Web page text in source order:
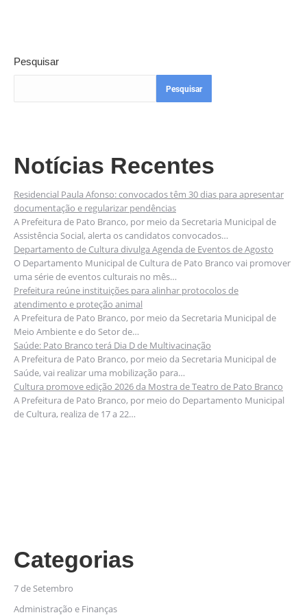
Pesquisar
Pesquisar
Notícias Recentes
Residencial Paula Afonso: convocados têm 30 dias para apresentar
documentação e regularizar pendências
A Prefeitura de Pato Branco, por meio da Secretaria Municipal de
Assistência Social, alerta os candidatos convocados…
Departamento de Cultura divulga Agenda de Eventos de Agosto
O Departamento Municipal de Cultura de Pato Branco vai promover
uma série de eventos culturais no mês…
Prefeitura reúne instituições para alinhar protocolos de
atendimento e proteção animal
A Prefeitura de Pato Branco, por meio da Secretaria Municipal de
Meio Ambiente e do Setor de…
Saúde: Pato Branco terá Dia D de Multivacinação
A Prefeitura de Pato Branco, por meio da Secretaria Municipal de
Saúde, vai realizar uma mobilização para…
Cultura promove edição 2026 da Mostra de Teatro de Pato Branco
A Prefeitura de Pato Branco, por meio do Departamento Municipal
de Cultura, realiza de 17 a 22…
Categorias
7 de Setembro
Administração e Finanças